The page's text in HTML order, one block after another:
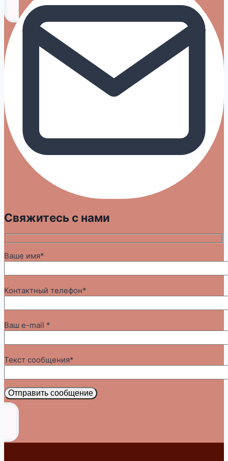
Свяжитесь с нами
Ваше имя*
Контактный телефон*
Ваш e-mail *
Текст сообщения*
Отправить сообщение